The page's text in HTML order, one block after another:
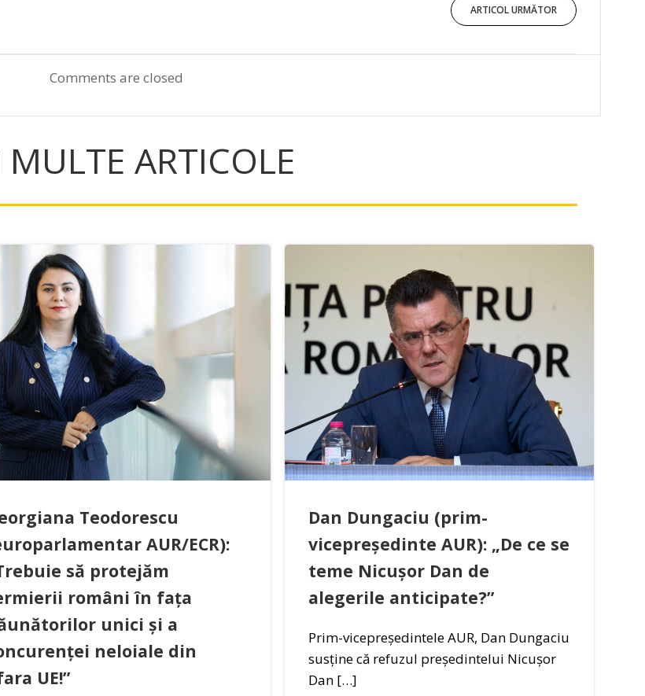
navigation
ARTICOL URMĂTOR
Comments are closed
ARTICOLE
Teodorescu
AUR/ECR):
să protejăm
români în fața
unici și a
neloiale din
UE!”
Dan Dungaciu (prim-
vicepreședinte AUR): „De ce se
teme Nicușor Dan de
alegerile anticipate?”
Prim-vicepreședintele AUR, Dan Dungaciu
susține că refuzul președintelui Nicușor
Dan […]